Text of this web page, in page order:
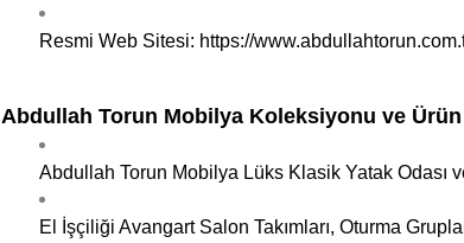
Resmi Web Sitesi: https://
Abdullah Torun Mobilya Koleksiyonu ve Ürün
Abdullah Torun Mobilya Lüks Klasik Yatak Odası
El İşçiliği Avangart Salon Takımları, Oturma